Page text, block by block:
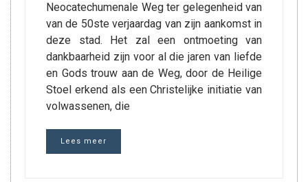
Neocatechumenale Weg ter gelegenheid van
van de 50ste verjaardag van zijn aankomst in
deze stad. Het zal een ontmoeting van
dankbaarheid zijn voor al die jaren van liefde
en Gods trouw aan de Weg, door de Heilige
Stoel erkend als een Christelijke initiatie van
volwassenen, die
Lees meer